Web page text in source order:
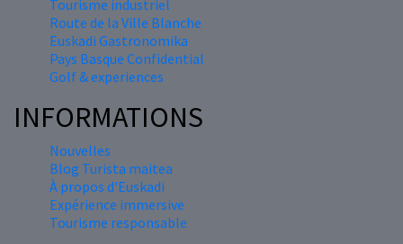
Tourisme industriel
Route de la Ville Blanche
Euskadi Gastronomika
Pays Basque Confidential
Golf & experiences
INFORMATIONS
Nouvelles
Blog Turista maitea
À propos d'Euskadi
Expérience immersive
Tourisme responsable